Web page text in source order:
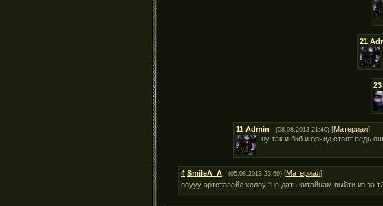
21
23
11 Admin (08.08.2013 21:40) [Материал]
ну так и бкб и орчид стоят ведь
4 SmileA_A (05.08.2013 23:59) [Материал]
ооууу артстааайл хелоу "не дать китайцам выйти из за